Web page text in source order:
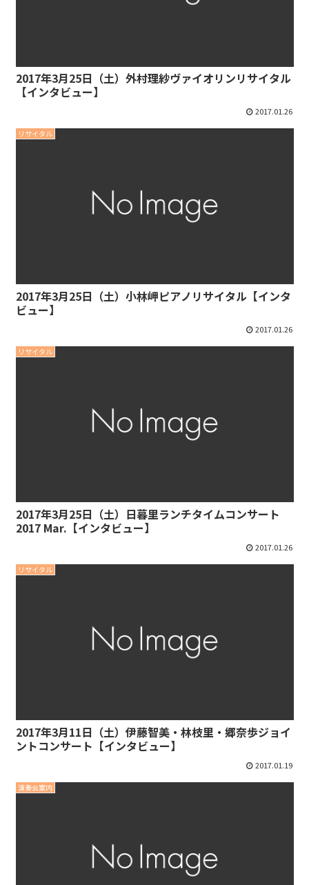
2017年3月25日（土）外村理紗ヴァイオリンリサイタル
【インタビュー】
2017.01.26
リサイタル
2017年3月25日（土）小林岬ピアノリサイタル【インタ
ビュー】
2017.01.26
リサイタル
2017年3月25日（土）日暮里ランチタイムコンサート
2017 Mar.【インタビュー】
2017.01.26
リサイタル
2017年3月11日（土）伊藤智美・林枝里・郷奈歩ジョイ
ントコンサート【インタビュー】
2017.01.19
演奏会案内